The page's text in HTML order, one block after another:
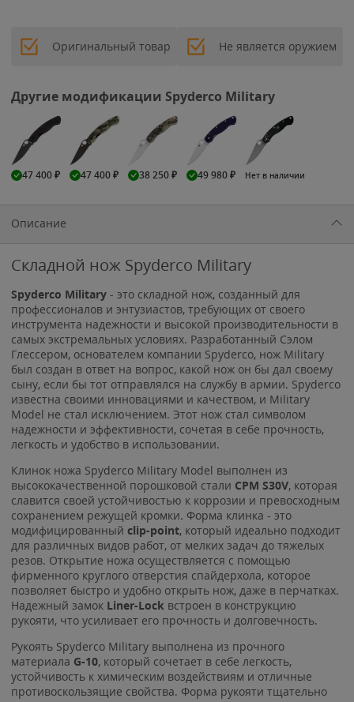
Оригинальный товар Не является оружием
Другие модификации Spyderco Military
47 400₽ 47 400₽ 38 250₽ 49 980₽ Нет в наличии
Описание
Складной нож Spyderco Military
Spyderco Military - это складной нож, созданный для
профессионалов и энтузиастов, требующих от своего
инструмента надежности и высокой производительности в
самых экстремальных условиях. Разработанный Сэлом
Глессером, основателем компании Spyderco, нож Military
был создан в ответ на вопрос, какой нож он бы дал своему
сыну, если бы тот отправлялся на службу в армии. Spyderco
известна своими инновациями и качеством, и Military
Model не стал исключением. Этот нож стал символом
надежности и эффективности, сочетая в себе прочность,
легкость и удобство в использовании.
Клинок ножа Spyderco Military Model выполнен из
высококачественной порошковой стали CPM S30V, которая
славится своей устойчивостью к коррозии и превосходным
сохранением режущей кромки. Форма клинка - это
модифицированный clip-point, который идеально подходит
для различных видов работ, от мелких задач до тяжелых
резов. Открытие ножа осуществляется с помощью
фирменного круглого отверстия спайдерхола, которое
позволяет быстро и удобно открыть нож, даже в перчатках.
Надежный замок Liner-Lock встроен в конструкцию
рукояти, что усиливает его прочность и долговечность.
Рукоять Spyderco Military выполнена из прочного
материала G-10, который сочетает в себе легкость,
устойчивость к химическим воздействиям и отличные
противоскользящие свойства. Форма рукояти тщательно